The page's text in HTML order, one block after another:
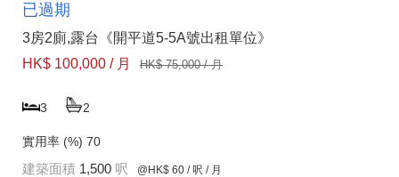
已過期
3房2廁,露台《開平道5-5A號出租單位》
HK$ 100,000 / 月
HK$ 75,000 / 月
3 2
實用率 (%) 70
建築面積 1,500 呎 @HK$ 60 / 呎 / 月